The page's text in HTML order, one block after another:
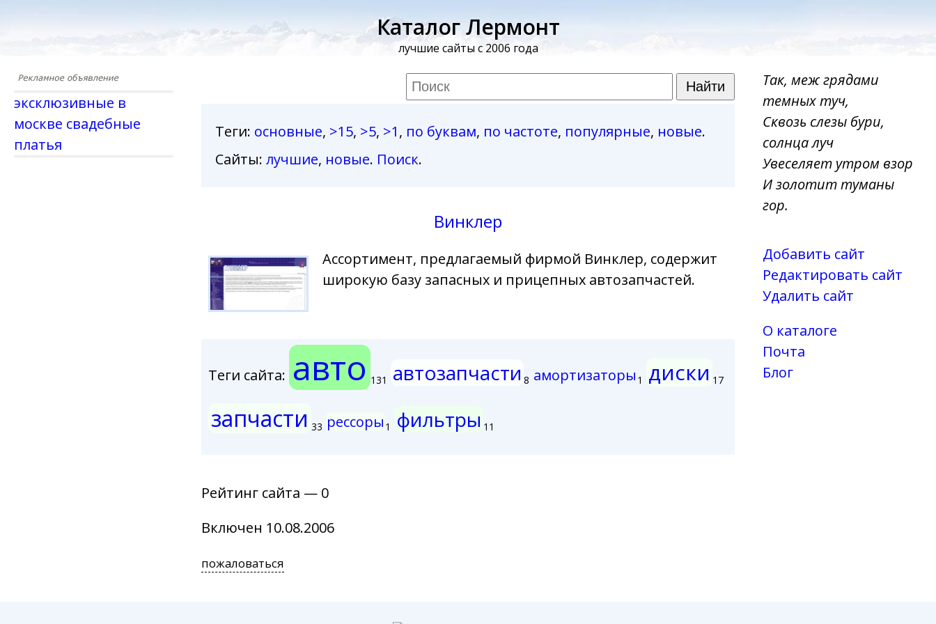
Каталог Лермонт
лучшие сайты с 2006 года
эксклюзивные в
москве свадебные
платья
Теги: основные, >15, >5, >1, по буквам, по частоте, популярные, новые.
Сайты: лучшие, новые. Поиск.
Винклер
Ассортимент, предлагаемый фирмой Винклер, содержит
широкую базу запасных и прицепных автозапчастей.
Теги сайта: авто 131 автозапчасти 8 амортизаторы 1 диски 17
запчасти 33 рессоры 1 фильтры 11
Рейтинг сайта — 0
Включен 10.08.2006
пожаловаться
Так, меж грядами
темных туч,
Сквозь слезы бури,
солнца луч
Увеселяет утром взор
И золотит туманы
гор.
Добавить сайт
Редактировать сайт
Удалить сайт
О каталоге
Почта
Блог